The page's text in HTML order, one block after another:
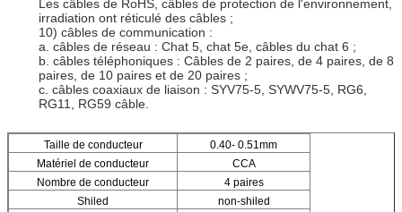
Les câbles de RoHS, câbles de protection de l'environnement,
irradiation ont réticulé des câbles ;
10) câbles de communication :
a. câbles de réseau : Chat 5, chat 5e, câbles du chat 6 ;
b. câbles téléphoniques : Câbles de 2 paires, de 4 paires, de 8
paires, de 10 paires et de 20 paires ;
c. câbles coaxiaux de liaison : SYV75-5, SYWV75-5, RG6,
RG11, RG59 câble.
Taille de conducteur
0.40- 0.51mm
Matériel de conducteur
CCA
Nombre de conducteur
4 paires
Shiled
non-shiled